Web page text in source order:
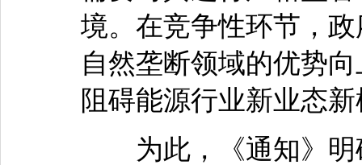
境。在竞争性环节，
自然垄断领域的优势
阻碍能源行业新业态
为此，《通知》明